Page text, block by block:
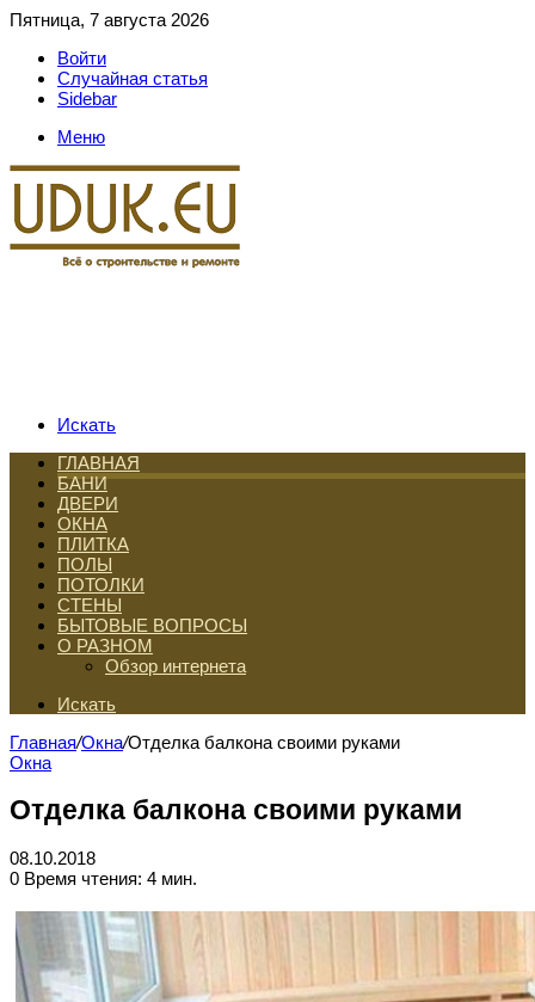
Пятница, 7 августа 2026
Войти
Случайная статья
Sidebar
Меню
Искать
ГЛАВНАЯ
БАНИ
ДВЕРИ
ОКНА
ПЛИТКА
ПОЛЫ
ПОТОЛКИ
СТЕНЫ
БЫТОВЫЕ ВОПРОСЫ
О РАЗНОМ
Обзор интернета
Искать
Главная/Окна/Отделка балкона своими руками
Окна
Отделка балкона своими руками
08.10.2018
0 Время чтения: 4 мин.